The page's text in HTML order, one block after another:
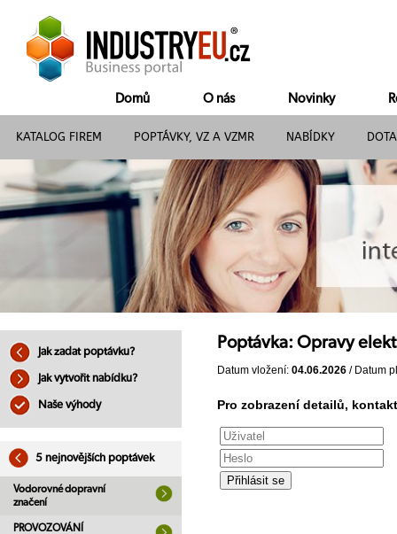
Domů O nás Novinky
KATALOG FIREM POPTÁVKY, VZ A VZMR NABÍDKY
Jak zadat poptávku?
Jak vytvořit nabídku?
Naše výhody
5 nejnovějších poptávek
Vodorovné dopravní
značení
PROVOZOVÁNÍ
Poptávka: Opravy
Datum vložení: 04.06.2026 / Datum
Pro zobrazení detailů,